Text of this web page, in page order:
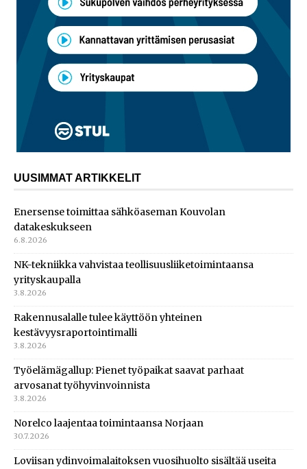
UUSIMMAT ARTIKKELIT
Enersense toimittaa sähköaseman Kouvolan
datakeskukseen
6.8.2026
NK-tekniikka vahvistaa teollisuusliiketoimintaansa
yrityskaupalla
3.8.2026
Rakennusalalle tulee käyttöön yhteinen
kestävyysraportointimalli
3.8.2026
Työelämägallup: Pienet työpaikat saavat parhaat
arvosanat työhyvinvoinnista
3.8.2026
Norelco laajentaa toimintaansa Norjaan
30.7.2026
Loviisan ydinvoimalaitoksen vuosihuolto sisältää useita